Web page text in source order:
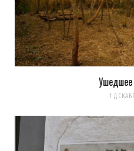
Ушедшее
1